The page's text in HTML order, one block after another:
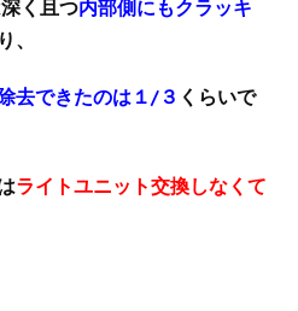
く且つ内部側にもクラッキ
、
去できたのは１/３ くらいで
ライトユニット交換しなくて